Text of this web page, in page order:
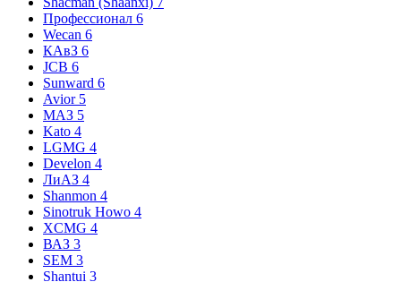
Профессионал 6
Wecan 6
КАвЗ 6
JCB 6
Sunward 6
Avior 5
МАЗ 5
Kato 4
LGMG 4
Develon 4
ЛиАЗ 4
Shanmon 4
Sinotruk Howo 4
XCMG 4
ВАЗ 3
SEM 3
Shantui 3